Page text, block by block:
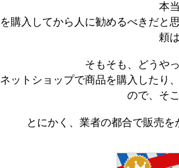
本
を購入してから人に勧めるべきだと
頼
そもそも、どうや
ネットショップで商品を購入したり
ので、そ
とにかく、業者の都合で販売